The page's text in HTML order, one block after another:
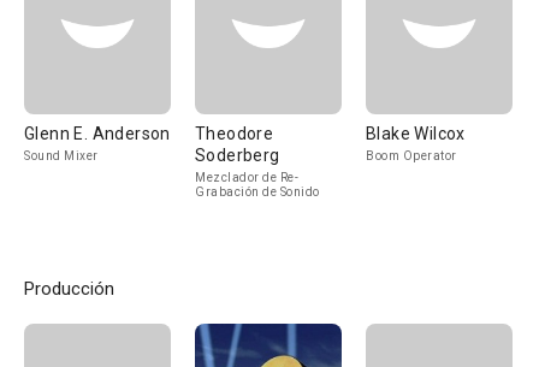
Glenn E. Anderson
Sound Mixer
Theodore
Soderberg
Mezclador de Re-
Grabación de Sonido
Blake Wilcox
Boom Operator
Producción